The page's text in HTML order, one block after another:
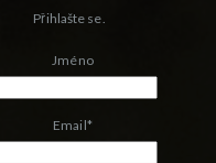
Přihlašte se.
Jméno
Email*